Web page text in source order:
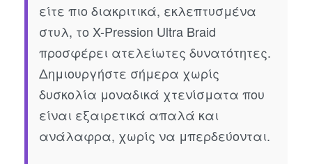
είτε πιο διακριτικά, εκλεπτυσμένα
στυλ, το X-Pression Ultra Braid
προσφέρει ατελείωτες δυνατότητες.
Δημιουργήστε σήμερα χωρίς
δυσκολία μοναδικά χτενίσματα που
είναι εξαιρετικά απαλά και
ανάλαφρα, χωρίς να μπερδεύονται.